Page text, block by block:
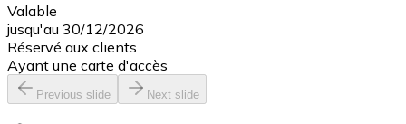
Valable
jusqu'au 30/12/2026
Réservé aux clients
Ayant une carte d'accès
Previous slide Next slide